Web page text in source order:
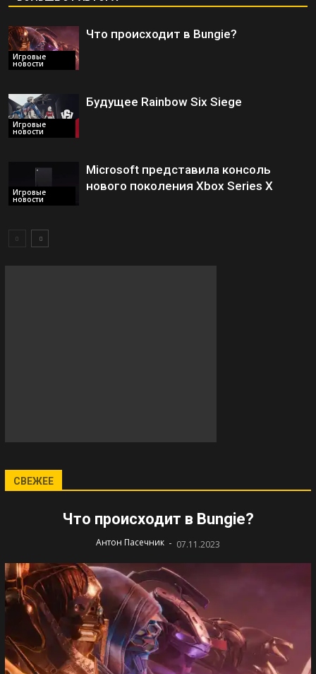
Игровые
новости
Что происходит в Bungie?
Игровые
новости
Будущее Rainbow Six Siege
Игровые
новости
Microsoft представила консоль
нового поколения Xbox Series X
СВЕЖЕЕ
Что происходит в Bungie?
Антон Пасечник - 07.11.2023